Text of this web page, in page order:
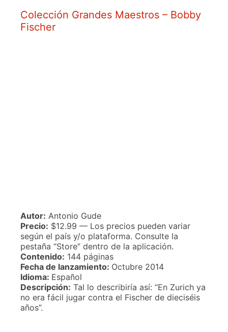
Colección Grandes Maestros – Bobby
Fischer
Autor: Antonio Gude
Precio: $12.99 — Los precios pueden variar
según el país y/o plataforma. Consulte la
pestaña “Store” dentro de la aplicación.
Contenido: 144 páginas
Fecha de lanzamiento: Octubre 2014
Idioma: Español
Descripción: Tal lo describiría así: “En Zurich ya
no era fácil jugar contra el Fischer de dieciséis
años”.